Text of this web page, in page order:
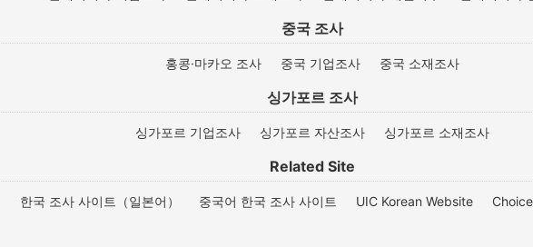
중국 조사
홍콩·마카오 조사 중국 기업조사 중국 소재조사
싱가포르 조사
싱가포르 기업조사 싱가포르 자산조사 싱가포르 소재조사
Related Site
한국 조사 사이트（일본어） 중국어 한국 조사 사이트 UIC Korean Website